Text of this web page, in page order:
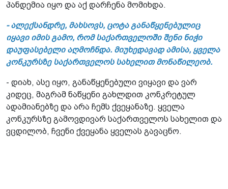
პანდემია იყო და აქ დარჩენა მომიხდა.
- ალექსანდრე, მახსოვს, ცოტა განაწყენებულიც
იყავი იმის გამო, რომ საქართველოში შენი ნიჭი
დაუფასებელი აღმოჩნდა. მიუხედავად ამისა, ყველა
კონკურსზე საქართველოს სახელით მონაწილეობ.
- დიახ, ასე იყო, განაწყენებული ვიყავი და ვარ
კიდეც, მაგრამ ნაწყენი გახლდით კონკრეტულ
ადამიანებზე და არა ჩემს ქვეყანაზე. ყველა
კონკურსზე გამოვდივარ საქართველოს სახელით და
ვცდილობ, ჩვენი ქვეყანა ყველას გავაცნო.